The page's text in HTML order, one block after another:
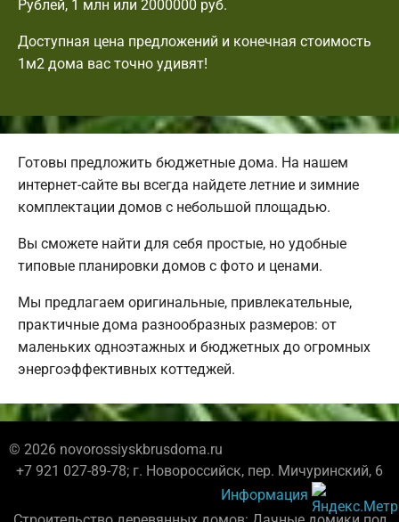
Рублей, 1 млн или 2000000 руб.
Доступная цена предложений и конечная стоимость
1м2 дома вас точно удивят!
Готовы предложить бюджетные дома. На нашем
интернет-сайте вы всегда найдете летние и зимние
комплектации домов с небольшой площадью.
Вы сможете найти для себя простые, но удобные
типовые планировки домов с фото и ценами.
Мы предлагаем оригинальные, привлекательные,
практичные дома разнообразных размеров: от
маленьких одноэтажных и бюджетных до огромных
энергоэффективных коттеджей.
© 2026 novorossiyskbrusdoma.ru
+7 921 027-89-78; г. Новороссийск, пер. Мичуринский, 6
Информация